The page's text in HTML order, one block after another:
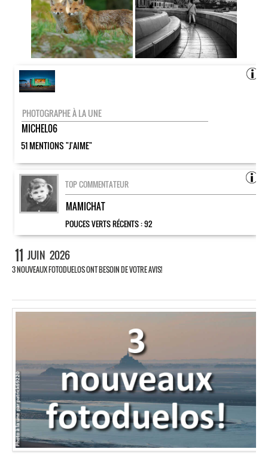
PHOTOGRAPHE À LA UNE
MICHEL06
51 MENTIONS "J'AIME"
TOP COMMENTATEUR
MAMICHAT
POUCES VERTS RÉCENTS :92
11 JUIN 2026
3 NOUVEAUX FOTODUELOS ONT BESOIN DE VOTRE AVIS!